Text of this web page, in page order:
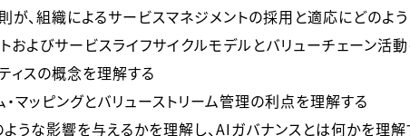
が、組織によるサービスマネジメントの採用と適応にどのよ
およびサービスライフサイクルモデルとバリューチェーン活
ィスの概念を理解する
・マッピングとバリューストリーム管理の利点を理解する
うな影響を与えるかを理解し、AIガバナンスとは何かを理解